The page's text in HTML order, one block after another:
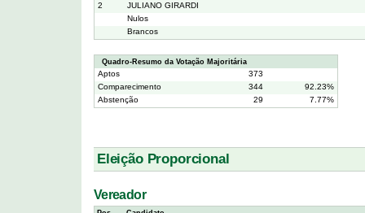
2
JULIANO GIRARDI
Nulos
Brancos
Quadro-Resumo da Votação Majoritária
Aptos
373
Comparecimento
344
92.23%
Abstenção
29 7.77%
Eleição Proporcional
Vereador